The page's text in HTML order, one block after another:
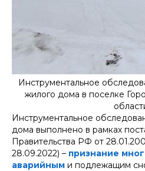
Инструментальное
жилого дома в поселке
Инструментальное
дома выполнено в рамках
Правительства РФ от
28.09.2022) – признание
аварийным и подлежащим